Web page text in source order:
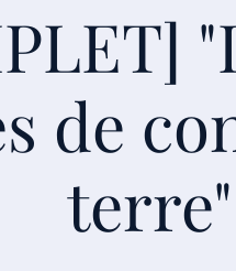
de
terre"